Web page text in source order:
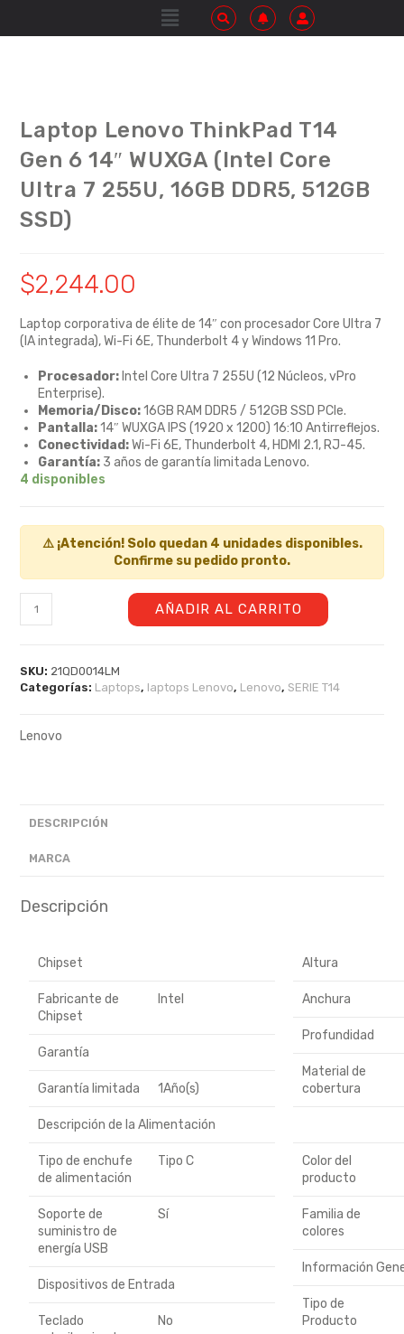
Laptop Lenovo ThinkPad T14
Gen 6 14″ WUXGA (Intel Core
Ultra 7 255U, 16GB DDR5, 512GB
SSD)
$2,244.00
Laptop corporativa de élite de 14″ con procesador Core Ultra 7
(IA integrada), Wi-Fi 6E, Thunderbolt 4 y Windows 11 Pro.
Procesador: Intel Core Ultra 7 255U (12 Núcleos, vPro
Enterprise).
Memoria/Disco:16GB RAM DDR5 / 512GB SSD PCIe.
Pantalla:14″ WUXGA IPS (1920 x 1200) 16:10 Antirreflejos.
Conectividad:Wi-Fi 6E, Thunderbolt 4, HDMI 2.1, RJ-45.
Garantía: 3 años de garantía limitada Lenovo.
4 disponibles
⚠️ ¡Atención! Solo quedan 4 unidades disponibles.
Confirme su pedido pronto.
AÑADIR AL CARRITO
SKU: 21QD0014LM
Categorías: Laptops, laptops Lenovo, Lenovo, SERIE T14
Lenovo
DESCRIPCIÓN
MARCA
Descripción
Chipset
Fabricante de
Chipset
Intel
Garantía
Garantía limitada 1Año(s)
Descripción de la Alimentación
Tipo de enchufe
de alimentación
Tipo C
Soporte de
suministro de
energía USB
Sí
Dispositivos de Entrada
Teclado
No
Altura
Anchura
Profundidad
Material de
cobertura
Color del
producto
Familia de
colores
Información
Tipo de
Producto